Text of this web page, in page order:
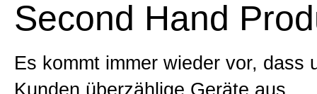
Startseite
Über uns
Second Hand
Es kommt immer wieder vor, dass
Kunden überzählige Geräte aus